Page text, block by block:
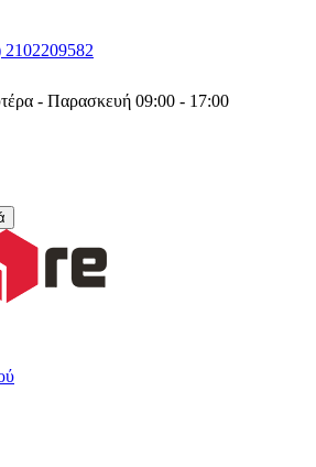
2102209582
- Παρασκευή 09:00 - 17:00